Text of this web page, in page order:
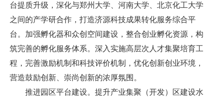
台提质升级，深化与郑州大学、河南大学、北京化工大学
之间的产学研合作，打造济源科技成果转化服务综合平
台。加强孵化器和众创空间建设，整合创业孵化资源，构
筑完善的孵化服务体系。深入实施高层次人才集聚培育工
程，完善激励机制和科技评价机制，优化创新创业环境，
营造鼓励创新、崇尚创新的浓厚氛围。
推进园区平台建设。提升产业集聚（开发）区建设水